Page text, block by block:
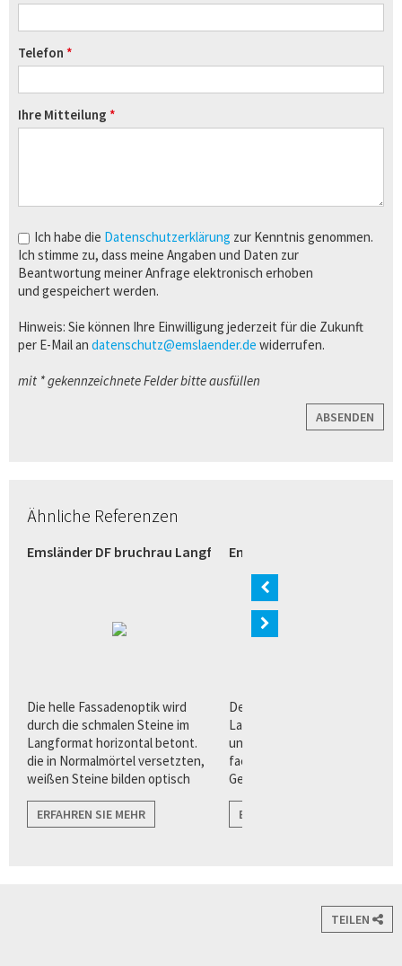
Telefon
Ihre Mitteilung
Ich habe die Datenschutzerklärung zur Kenntnis genommen.
Ich stimme zu, dass meine Angaben und Daten zur
Beantwortung meiner Anfrage elektronisch erhoben
und gespeichert werden.
Hinweis: Sie können Ihre Einwilligung jederzeit für die Zukunft
per E-Mail an datenschutz@emslaender.de widerrufen.
mit * gekennzeichnete Felder bitte ausfüllen
ABSENDEN
Ähnliche Referenzen
(Bremen)
Emsländer DF bruchrau Langformat weiß (Verl)
Die helle Fassadenoptik wird
durch die schmalen Steine im
Langformat horizontal betont.
die in Normalmörtel versetzten,
weißen Steine bilden optisch
angrenzenden Flächen wie zu
Fenstern, und Türen.
ERFAHREN SIE MEHR
Emsländer Langformat
Der Quarzverblender im
Langformat bietet Architekten
und Planern eine Vielzahl von
facettenreichen
Gestaltungsvorteilen für eine
Fassadenarchitektur.
ERFAHREN SIE MEHR
TEILEN